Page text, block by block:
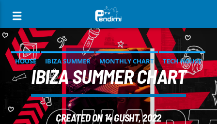
[There are no radio stations in the database]
HOUSE IBIZA SUMMER MONTHLY CHART TECH HOUSE
IBIZA SUMMER CHART
CREATED ON 14 GUSHT, 2022